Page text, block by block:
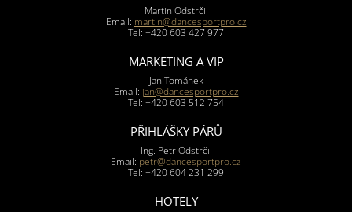
Martin Odstrčil
Email: martin@dancesportpro.cz
Tel: +420 603 427 977
MARKETING A VIP
Jan Tománek
Email: jan@dancesportpro.cz
Tel: +420 603 512 754
PŘIHLÁŠKY PÁRŮ
Ing. Petr Odstrčil
Email: petr@dancesportpro.cz
Tel: +420 604 231 299
HOTELY